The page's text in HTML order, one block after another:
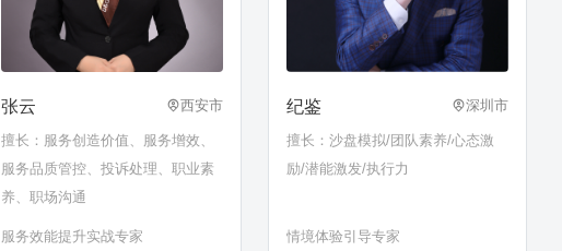
张云 西安市
擅长：服务创造价值、服务增效、
服务品质管控、投诉处理、职业素
养、职场沟通
服务效能提升实战专家
纪鉴 深圳市
擅长：沙盘模拟/团队素养/心态激
励/潜能激发/执行力
情境体验引导专家